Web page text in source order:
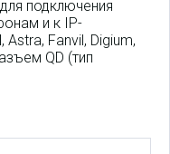
подключения
и к IP-
Fanvil, Digium,
QD (тип